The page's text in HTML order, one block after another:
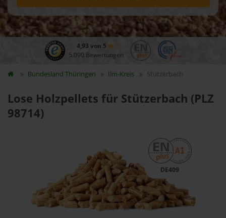
4,93 von 5
5.090 Bewertungen
Bundesland Thüringen Ilm-Kreis Stützerbach
Lose Holzpellets für Stützerbach (PLZ
98714)
DE409